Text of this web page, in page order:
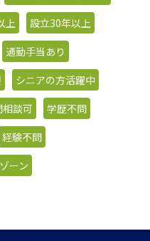
上
設立30年以上
通勤手当あり
シニアの方活躍中
相談可
学歴不問
経験不問
ーン